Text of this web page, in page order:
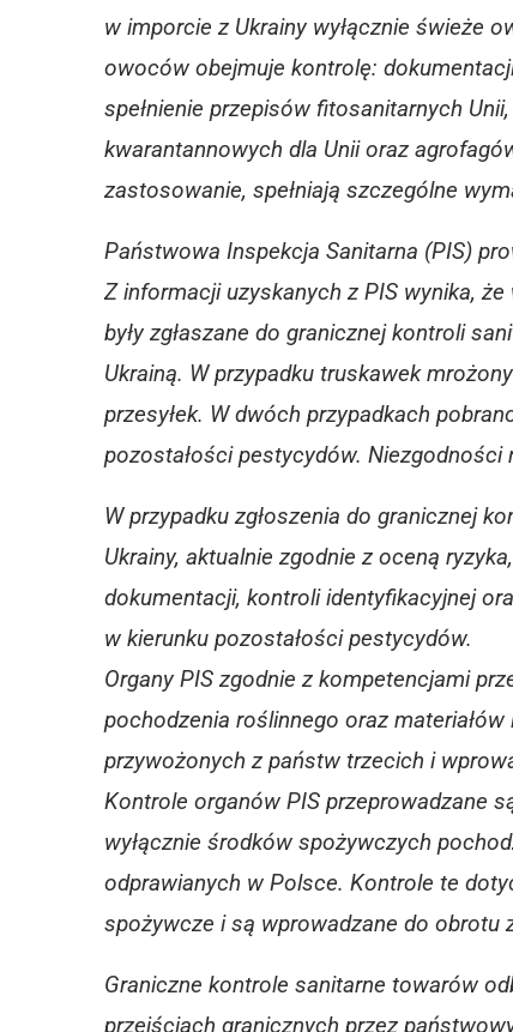
w imporcie z Ukrainy wyłącznie świeże
owoców obejmuje kontrolę:
spełnienie przepisów fitosanitarnych
kwarantannowych dla Unii oraz
zastosowanie, spełniają szczególne
Państwowa Inspekcja Sanitarna (PIS)
Z informacji uzyskanych z PIS wynika,
były zgłaszane do granicznej kontroli
Ukrainą. W przypadku truskawek
przesyłek. W dwóch przypadkach
pozostałości pestycydów. Niezgodności
W przypadku zgłoszenia do granicznej
Ukrainy, aktualnie zgodnie z oceną
dokumentacji, kontroli identyfikacyjnej
w kierunku pozostałości pestycydów.
Organy PIS zgodnie z kompetencjami
pochodzenia roślinnego oraz
przywożonych z państw trzecich i
Kontrole organów PIS przeprowadzane
wyłącznie środków spożywczych
odprawianych w Polsce. Kontrole te
spożywcze i są wprowadzane do obrotu
Graniczne kontrole sanitarne towarów
przejściach granicznych przez